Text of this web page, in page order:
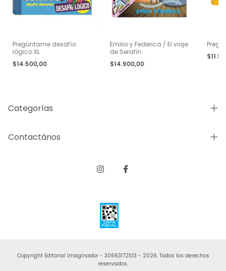
Pregúntame desafío
lógico XL
$14.500,00
Emilio y Federica / El viaje
de Serafín
$14.900,00
Categorías
Contactános
Copyright Editorial Imaginador - 30663172103 - 2026. Todos los derechos
reservados.